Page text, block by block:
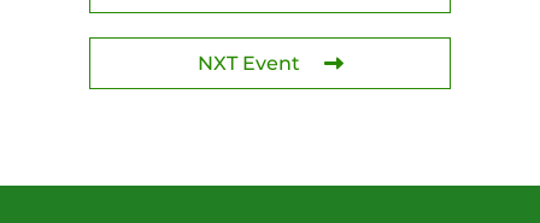
NXT Event